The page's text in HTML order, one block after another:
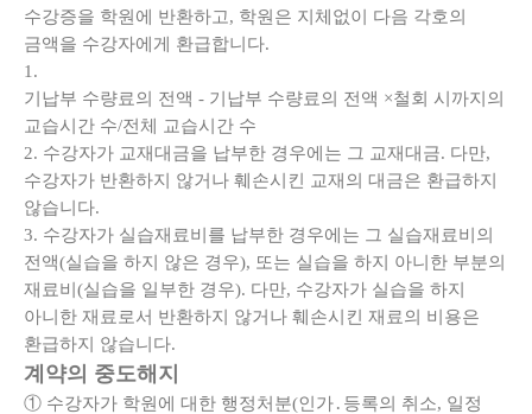
수강증을 학원에 반환하고, 학원은 지체없이 다음 각호의
금액을 수강자에게 환급합니다.
1.
기납부 수량료의 전액 - 기납부 수량료의 전액 ×철회 시까지의
교습시간 수/전체 교습시간 수
2. 수강자가 교재대금을 납부한 경우에는 그 교재대금. 다만,
수강자가 반환하지 않거나 훼손시킨 교재의 대금은 환급하지
않습니다.
3. 수강자가 실습재료비를 납부한 경우에는 그 실습재료비의
전액(실습을 하지 않은 경우), 또는 실습을 하지 아니한 부분의
재료비(실습을 일부한 경우). 다만, 수강자가 실습을 하지
아니한 재료로서 반환하지 않거나 훼손시킨 재료의 비용은
환급하지 않습니다.
계약의 중도해지
① 수강자가 학원에 대한 행정처분(인가․등록의 취소, 일정